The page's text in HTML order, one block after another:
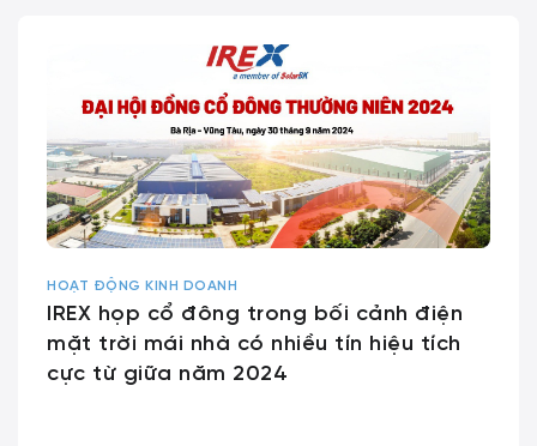
HOẠT ĐỘNG KINH DOANH
IREX họp cổ đông trong bối cảnh điện
mặt trời mái nhà có nhiều tín hiệu tích
cực từ giữa năm 2024